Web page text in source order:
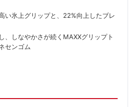
い氷上グリップと、22%向上したブレ
、しなやかさが続くMAXXグリップト
センゴム